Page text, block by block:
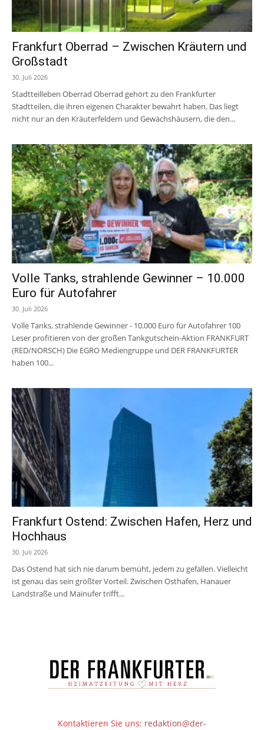
Frankfurt Oberrad – Zwischen Kräutern und
Großstadt
30. Juli 2026
Stadtteilleben Oberrad Oberrad gehört zu den Frankfurter
Stadtteilen, die ihren eigenen Charakter bewahrt haben. Das liegt
nicht nur an den Kräuterfeldern und Gewächshäusern, die den...
Volle Tanks, strahlende Gewinner – 10.000
Euro für Autofahrer
30. Juli 2026
Volle Tanks, strahlende Gewinner - 10.000 Euro für Autofahrer 100
Leser profitieren von der großen Tankgutschein-Aktion FRANKFURT
(RED/NORSCH) Die EGRO Mediengruppe und DER FRANKFURTER
haben 100...
Frankfurt Ostend: Zwischen Hafen, Herz und
Hochhaus
30. Juli 2026
Das Ostend hat sich nie darum bemüht, jedem zu gefallen. Vielleicht
ist genau das sein größter Vorteil. Zwischen Osthafen, Hanauer
Landstraße und Mainufer trifft...
Kontaktieren Sie uns: redaktion@der-